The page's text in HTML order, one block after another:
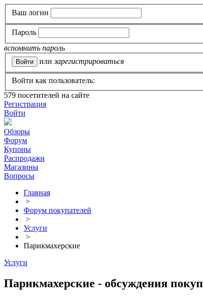
Ваш логин
Пароль
вспомнить пароль
или зарегистрироваться
Войти как пользователь:
579 посетителей на сайте
Регистрация
Войти
Обзоры
Форум
Купоны
Распродажи
Магазины
Вопросы
Главная
>
Форум покупателей
>
Услуги
>
Парикмахерские
Услуги
Парикмахерские - обсуждения